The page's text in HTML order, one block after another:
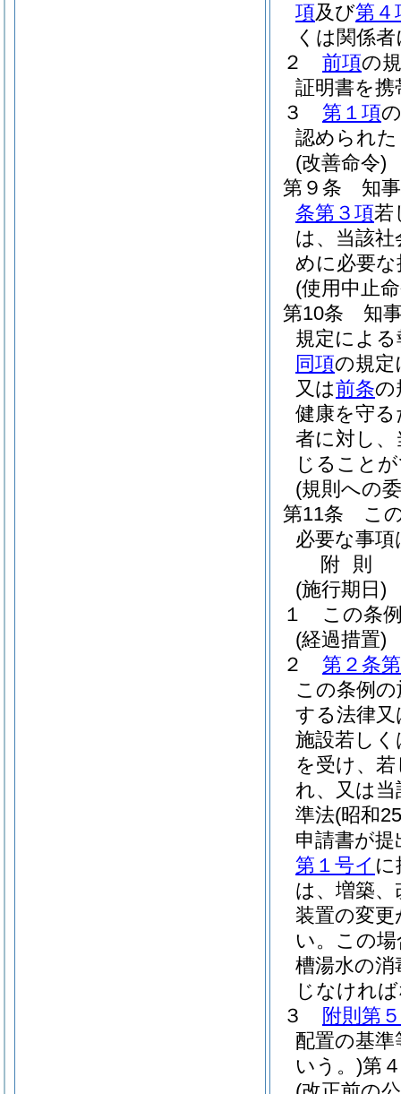
項及び第４
くは関係
２
前項の
証明書を
３
第１項
認められ
(改善命令)
第９条
知
条第３項若
は、当該
めに必要
(使用中止
第10条
知
規定によ
同項の規定
又は前条の
健康を守
者に対し、
じること
(規則への
第11条
こ
必要な事
附 則
(施行期日)
１
この条
(経過措置)
２
第２条
この条例
する法律
施設若し
を受け、
れ、又は
準法(昭和
申請書が
第１号イ
は、増築
装置の変
い。 この
槽湯水の
じなけれ
３
附則第
配置の基
いう。)第